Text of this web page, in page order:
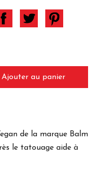
Ajouter au panier
de la marque Balm
le tatouage aide à